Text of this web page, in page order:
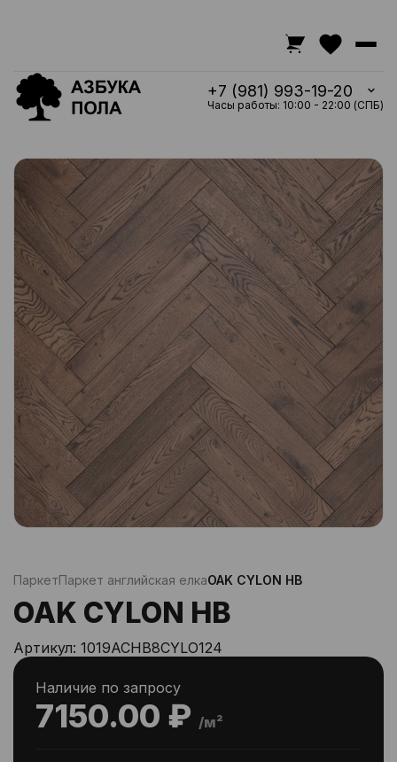
+7 (981) 993-19-20
Часы работы: 10:00 - 22:00 (СПБ)
ПаркетПаркет английская елкаOAK CYLON HB
OAK CYLON HB
Артикул: 1019ACHB8CYLO124
7150.00 ₽ /м²
Наличие по запросу